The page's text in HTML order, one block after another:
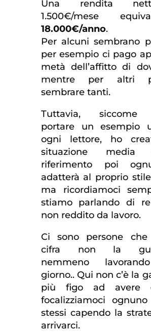
Una rendita
1.500€/mese
18.000€/anno.
Per alcuni sembrano
per esempio ci pago
metà dell’affitto di
mentre per altri
sembrare tanti.
Tuttavia, siccome
portare un esempio
ogni lettore, ho
situazione
riferimento poi
adatterà al proprio
ma ricordiamoci
stiamo parlando di
non reddito da lavoro.
Ci sono persone che
cifra non la
nemmeno
giorno.. Qui non c’è la
più figo ad avere
focalizziamoci
stessi capendo la
arrivarci.